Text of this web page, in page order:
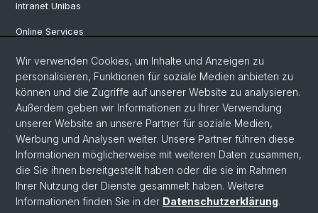
Intranet Unibas
Online Services
Social Media
Instagram
LinkedIn
TikTok
Wir verwenden Cookies, um Inhalte und Anzeigen zu
personalisieren, Funktionen für soziale Medien anbieten zu
können und die Zugriffe auf unserer Website zu analysieren.
Außerdem geben wir Informationen zu Ihrer Verwendung
unserer Website an unsere Partner für soziale Medien,
Werbung und Analysen weiter. Unsere Partner führen diese
Informationen möglicherweise mit weiteren Daten zusammen,
die Sie ihnen bereitgestellt haben oder die sie im Rahmen
Ihrer Nutzung der Dienste gesammelt haben. Weitere
Informationen finden Sie in der Datenschutzerklärung.